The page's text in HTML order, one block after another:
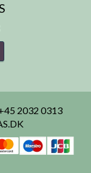
2032 0313